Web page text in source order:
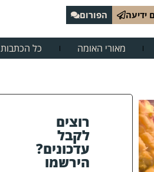
ידיעה הפורום
מאורי האומה כל הכתבות
רוצים
לקבל
עדכונים?
הירשמו